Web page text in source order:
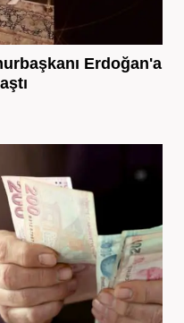
Erdoğan'a